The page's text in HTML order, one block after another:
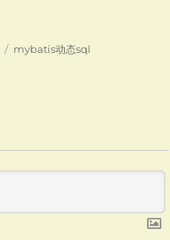
Categories
mybatis动态sql